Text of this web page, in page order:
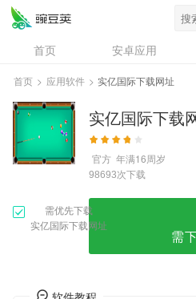
首页 安卓应用
资讯
专题
问答
首页 > 应用软件 > 实亿国际下载网址
实亿国际下载
官方 年满16周岁
98693次下载
需优先下载
实亿国际下载网址
需